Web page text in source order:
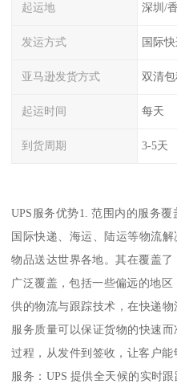
起运地 深圳/
发运方式 国际
亚马逊发货方式 双清包
起运时间 每天
到货周期 3-5天
UPS服务优势1. 范围内的服务
国际快递、海运、陆运等物流
物品送达世界各地。其在覆盖
广泛覆盖，包括一些偏远的地区
供的物流与跟踪技术，在快递
服务质量可以保证货物的快速
过程，从发件到签收，让客户
服务：UPS 提供全天候的实时